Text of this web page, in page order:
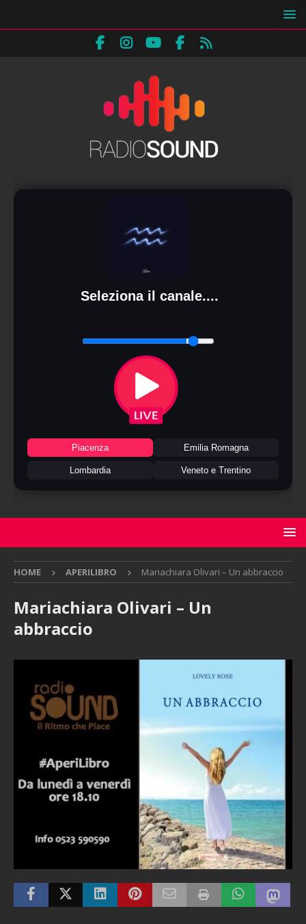
Seleziona il canale....
Piacenza Emilia Romagna
Lombardia Veneto e Trentino
HOME APERILIBRO Mariachiara Olivari – Un abbraccio
Mariachiara Olivari – Un
abbraccio